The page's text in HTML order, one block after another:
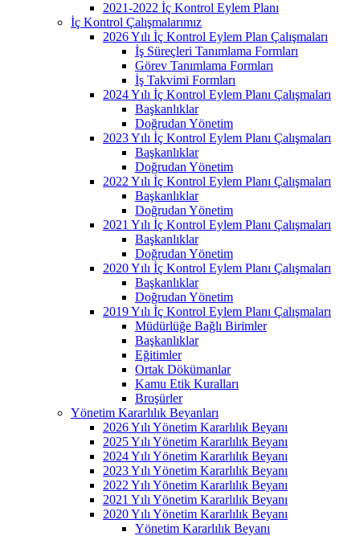
2021-2022 İç Kontrol Eylem Planı
İç Kontrol Çalışmalarımız
2026 Yılı İç Kontrol Eylem Plan Çalışmaları
İş Süreçleri Tanımlama Formları
Görev Tanımlama Formları
İş Takvimi Formları
2024 Yılı İç Kontrol Eylem Planı Çalışmaları
Başkanlıklar
Doğrudan Yönetim
2023 Yılı İç Kontrol Eylem Planı Çalışmaları
Başkanlıklar
Doğrudan Yönetim
2022 Yılı İç Kontrol Eylem Planı Çalışmaları
Başkanlıklar
Doğrudan Yönetim
2021 Yılı İç Kontrol Eylem Planı Çalışmaları
Başkanlıklar
Doğrudan Yönetim
2020 Yılı İç Kontrol Eylem Planı Çalışmaları
Başkanlıklar
Doğrudan Yönetim
2019 Yılı İç Kontrol Eylem Planı Çalışmaları
Müdürlüğe Bağlı Birimler
Başkanlıklar
Eğitimler
Ortak Dökümanlar
Kamu Etik Kuralları
Broşürler
Yönetim Kararlılık Beyanları
2026 Yılı Yönetim Kararlılık Beyanı
2025 Yılı Yönetim Kararlılık Beyanı
2024 Yılı Yönetim Kararlılık Beyanı
2023 Yılı Yönetim Kararlılık Beyanı
2022 Yılı Yönetim Kararlılık Beyanı
2021 Yılı Yönetim Kararlılık Beyanı
2020 Yılı Yönetim Kararlılık Beyanı
Yönetim Kararlılık Beyanı